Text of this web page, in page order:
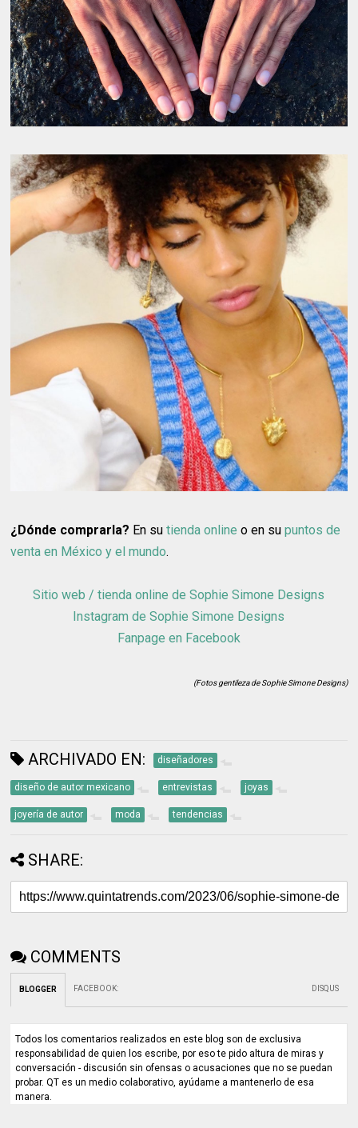
¿Dónde comprarla? En sutienda online o en supuntos de
venta en México y el mundo.
Sitio web / tienda online de Sophie Simone Designs
Instagram de Sophie Simone Designs
Fanpage en Facebook
(Fotos gentileza de Sophie Simone Designs)
ARCHIVADO EN: diseñadores
diseño de autor mexicano entrevistas joyas
joyería de autor moda tendencias
SHARE:
COMMENTS
BLOGGER FACEBOOK: DISQUS
Todos los comentarios realizados en este blog son de exclusiva
responsabilidad de quien los escribe, por eso te pido altura de miras y
conversación - discusión sin ofensas o acusaciones que no se puedan
probar. QT es un medio colaborativo, ayúdame a mantenerlo de esa
manera.